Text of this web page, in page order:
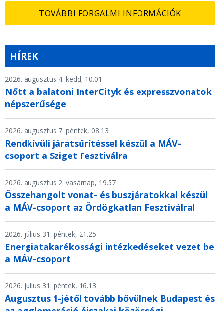
TOVÁBBI FORGALMI INFORMÁCIÓK
HÍREK
2026. augusztus 4. kedd, 10.01
Nőtt a balatoni InterCityk és expresszvonatok
népszerűsége
2026. augusztus 7. péntek, 08.13
Rendkívüli járatsűrítéssel készül a MÁV-
csoport a Sziget Fesztiválra
2026. augusztus 2. vasárnap, 19.57
Összehangolt vonat- és buszjáratokkal készül
a MÁV-csoport az Ördögkatlan Fesztiválra!
2026. július 31. péntek, 21.25
Energiatakarékossági intézkedéseket vezet be
a MÁV-csoport
2026. július 31. péntek, 16.13
Augusztus 1-jétől tovább bővülnek Budapest és